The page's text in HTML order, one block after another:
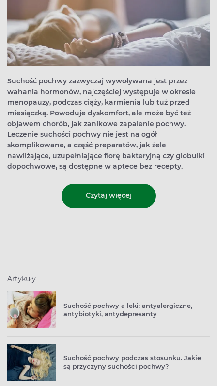
Suchość pochwy zazwyczaj wywoływana jest przez
wahania hormonów, najczęściej występuje w okresie
menopauzy, podczas ciąży, karmienia lub tuż przed
miesiączką. Powoduje dyskomfort, ale może być też
objawem chorób, jak zanikowe zapalenie pochwy.
Leczenie suchości pochwy nie jest na ogół
skomplikowane, a część preparatów, jak żele
nawilżające, uzupełniające florę bakteryjną czy globulki
dopochwowe, są dostępne w aptece bez recepty.
Czytaj więcej
Artykuły
Suchość pochwy a leki: antyalergiczne,
antybiotyki, antydepresanty
Suchość pochwy podczas stosunku. Jakie
są przyczyny suchości pochwy?